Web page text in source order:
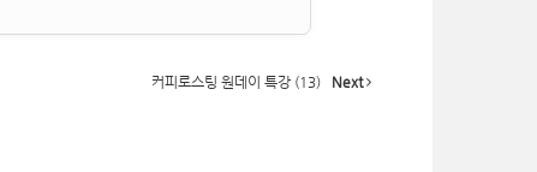
커피로스팅 원데이 특강 (13) Next